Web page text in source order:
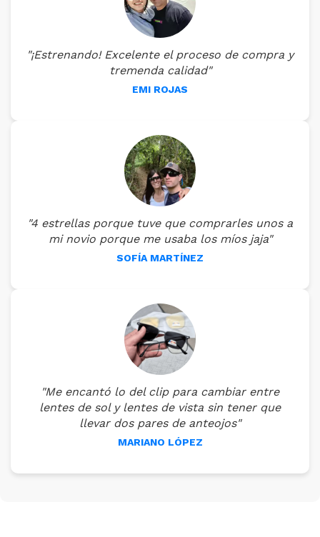
"¡Estrenando! Excelente el proceso de compra y
tremenda calidad"
EMI ROJAS
"4 estrellas porque tuve que comprarles unos a
mi novio porque me usaba los míos jaja"
SOFÍA MARTÍNEZ
"Me encantó lo del clip para cambiar entre
lentes de sol y lentes de vista sin tener que
llevar dos pares de anteojos"
MARIANO LÓPEZ